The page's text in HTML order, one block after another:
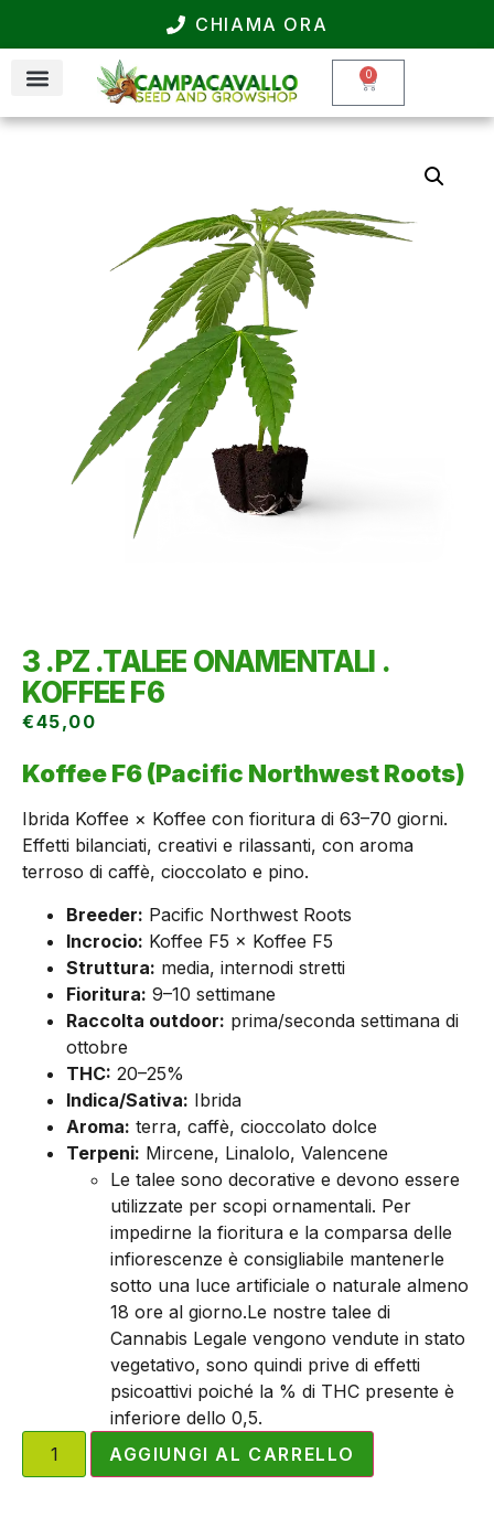
CHIAMA ORA
0
3 .PZ .TALEE ONAMENTALI .
KOFFEE F6
€45,00
Koffee F6 (Pacific Northwest Roots)
Ibrida Koffee × Koffee con fioritura di 63–70 giorni.
Effetti bilanciati, creativi e rilassanti, con aroma
terroso di caffè, cioccolato e pino.
Breeder: Pacific Northwest Roots
Incrocio: Koffee F5 × Koffee F5
Struttura: media, internodi stretti
Fioritura: 9–10 settimane
Raccolta outdoor: prima/seconda settimana di
ottobre
THC: 20–25%
Indica/Sativa: Ibrida
Aroma: terra, caffè, cioccolato dolce
Terpeni: Mircene, Linalolo, Valencene
Le talee sono decorative e devono essere
utilizzate per scopi ornamentali. Per
impedirne la fioritura e la comparsa delle
infiorescenze è consigliabile mantenerle
sotto una luce artificiale o naturale almeno
18 ore al giorno.Le nostre talee di
Cannabis Legale vengono vendute in stato
vegetativo, sono quindi prive di effetti
psicoattivi poiché la % di THC presente è
inferiore dello 0,5.
AGGIUNGI AL CARRELLO